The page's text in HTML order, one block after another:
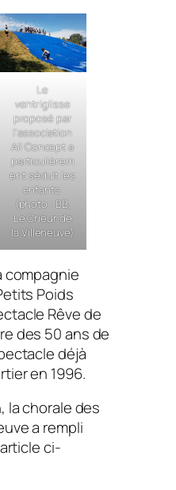
Le
ventriglisse
proposé par
l’association
All Concept a
particulièrem
ent séduit les
enfants.
(photo : BB,
Le Crieur de
la Villeneuve)
compagnie
Poids
Rêve de
des 50 ans de
déjà
en 1996.
la chorale des
a rempli
ci-